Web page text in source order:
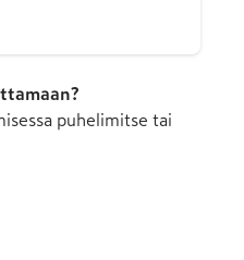
puhelimitse tai